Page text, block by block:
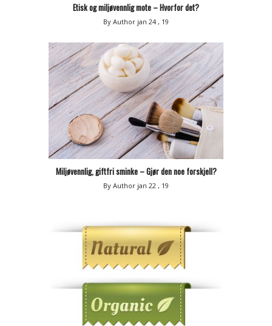
Etisk og miljøvennlig mote – Hvorfor det?
By Author jan 24 , 19
Miljøvennlig, giftfri sminke – Gjør den noe forskjell?
By Author jan 22 , 19